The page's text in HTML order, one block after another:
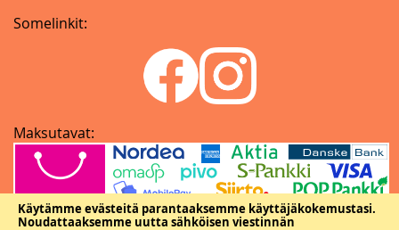
Käytämme evästeitä parantaaksemme käyttäjäkokemustasi.
Noudattaaksemme uutta sähköisen viestinnän
Somelinkit:
Maksutavat: